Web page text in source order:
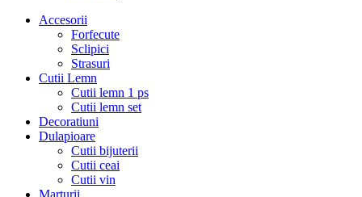
Accesorii
Forfecute
Sclipici
Strasuri
Cutii Lemn
Cutii lemn 1 ps
Cutii lemn set
Decoratiuni
Dulapioare
Cutii bijuterii
Cutii ceai
Cutii vin
Marturii